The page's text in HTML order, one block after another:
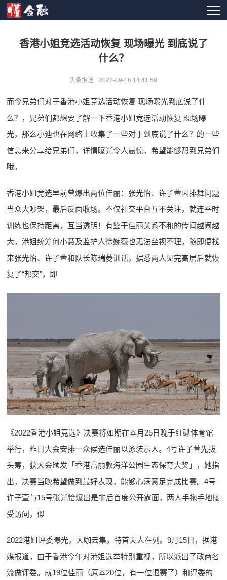
香港小姐竞选活动恢复 现场曝光 到底说了
什么？
头条推送 2022-09-16 14:41:59
而今兄弟们对于香港小姐竞选活动恢复 现场曝光到底说了什
么？，兄弟们都想要了解一下香港小姐竞选活动恢复 现场曝
光，那么小迪也在网络上收集了一些对于到底说了什么？的一些
信息来分享给兄弟们，详情曝光令人震惊，希望能够帮到兄弟们
哦。
香港小姐竞选早前曾爆出两位佳丽：张光怡、许子萱因排舞问题
当众大吵架，最后反面收场。不仅社交平台互不关注，就连平时
训练也保持距离，互当透明！有鉴于佳丽关系不和的传闻越闹越
大，港姐统筹何小慧及监护人徐婉薇也无法坐视不理，随即便找
来张光怡、许子萱和队长陈瑞菱训话，据悉两人见完高层后就恢
复了“邦交”，即
《2022香港小姐竞选》决赛将如期在本月25日晚于红磡体育馆
举行，昨日大会安排一众候选佳丽以泳装示人。4号许子萱先拔
头筹，获大会颁发「香港富丽敦海洋公园生态保育大奖」，她指
出，决赛当晚希望做到最好表现，能够心满意足完成比赛。4号
许子萱与15号张光怡爆出是非后首度公开露面，两人手拖手地接
受访问，似
2022港姐评委曝光，大咖云集，特首夫人在列。9月15日，据港
媒报道，由于香港今年对港姐选举特别重视，所以派出了政商名
流做评委。就19位佳丽（原本20位，有一位退赛了）和评委的